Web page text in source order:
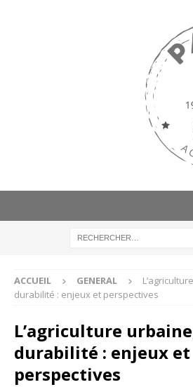
ACCUEIL GENERAL
durabilité : enjeux et perspectives
L’agriculture
durabilité : enjeux et
perspectives